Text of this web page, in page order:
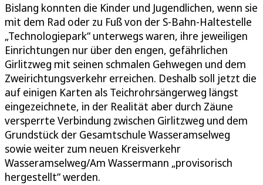
Bislang konnten die Kinder und Jugendlichen, wenn sie
mit dem Rad oder zu Fuß von der S-Bahn-Haltestelle
„Technologiepark“ unterwegs waren, ihre jeweiligen
Einrichtungen nur über den engen, gefährlichen
Girlitzweg mit seinen schmalen Gehwegen und dem
Zweirichtungsverkehr erreichen. Deshalb soll jetzt die
auf einigen Karten als Teichrohrsängerweg längst
eingezeichnete, in der Realität aber durch Zäune
versperrte Verbindung zwischen Girlitzweg und dem
Grundstück der Gesamtschule Wasseramselweg
sowie weiter zum neuen Kreisverkehr
Wasseramselweg/Am Wassermann „provisorisch
hergestellt“ werden.